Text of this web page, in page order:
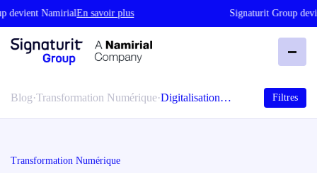
NamirialEn savoir plus Signaturit Group
Blog·Transformation Numérique·Digitalisation… Filtres
Transformation Numérique